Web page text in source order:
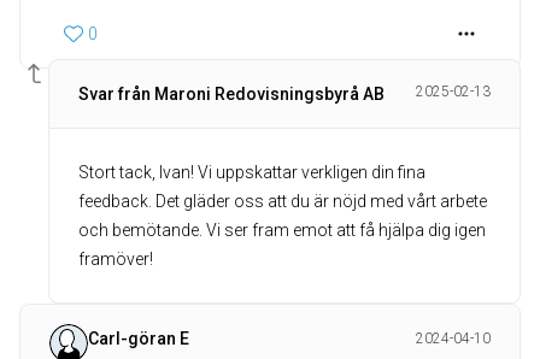
0
Svar från Maroni Redovisningsbyrå AB 2025-02-13
Stort tack, Ivan! Vi uppskattar verkligen din fina
feedback. Det gläder oss att du är nöjd med vårt arbete
och bemötande. Vi ser fram emot att få hjälpa dig igen
framöver!
Carl-göran E
2024-04-10